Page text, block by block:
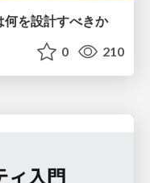
何を設計すべきか
0 210